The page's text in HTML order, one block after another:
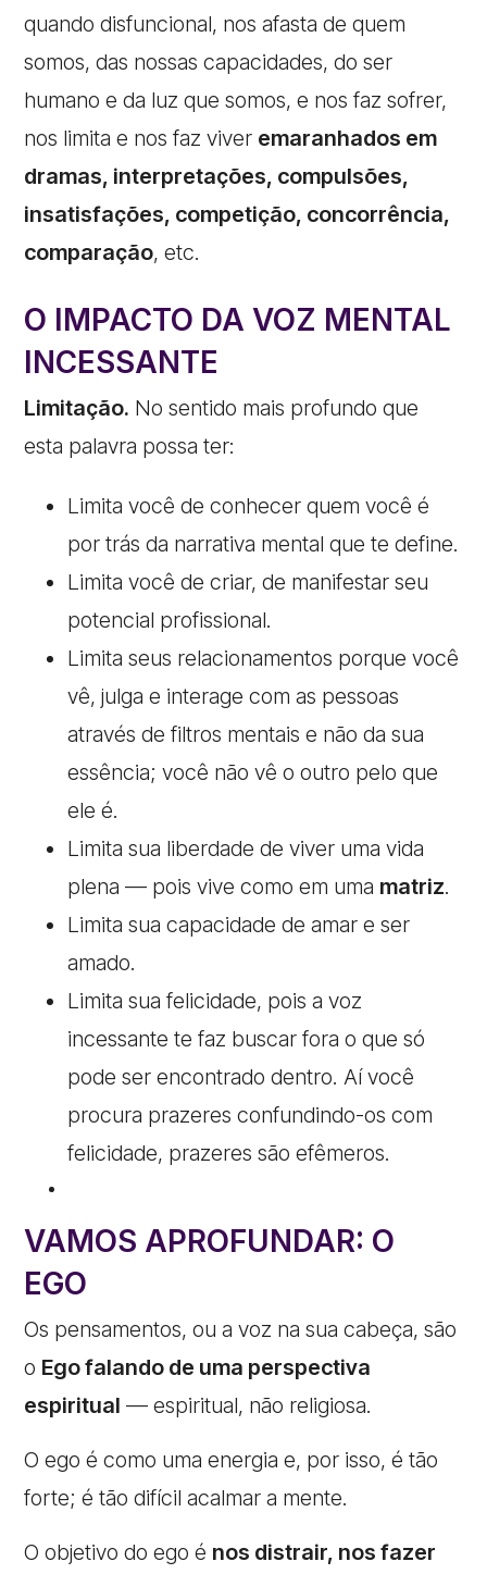
quando disfuncional, nos afasta de quem
somos, das nossas capacidades, do ser
humano e da luz que somos, e nos faz sofrer,
nos limita e nos faz viver emaranhados em
dramas, interpretações, compulsões,
insatisfações, competição, concorrência,
comparação, etc.
O IMPACTO DA VOZ MENTAL
INCESSANTE
Limitação. No sentido mais profundo que
esta palavra possa ter:
Limita você de conhecer quem você é
por trás da narrativa mental que te define.
Limita você de criar, de manifestar seu
potencial profissional.
Limita seus relacionamentos porque você
vê, julga e interage com as pessoas
através de filtros mentais e não da sua
essência; você não vê o outro pelo que
ele é.
Limita sua liberdade de viver uma vida
plena — pois vive como em uma matriz.
Limita sua capacidade de amar e ser
amado.
Limita sua felicidade, pois a voz
incessante te faz buscar fora o que só
pode ser encontrado dentro. Aí você
procura prazeres confundindo-os com
felicidade, prazeres são efêmeros.
VAMOS APROFUNDAR: O
EGO
Os pensamentos, ou a voz na sua cabeça, são
o Ego falando de uma perspectiva
espiritual — espiritual, não religiosa.
O ego é como uma energia e, por isso, é tão
forte; é tão difícil acalmar a mente.
O objetivo do ego é nos distrair, nos fazer